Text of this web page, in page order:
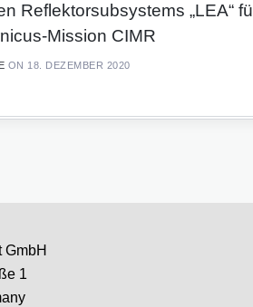
Reflektorsubsystems „LEA“
Mission CIMR
ON 18. DEZEMBER 2020
GmbH
1